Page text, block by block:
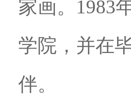
家画。1983
学院，并在
伴。